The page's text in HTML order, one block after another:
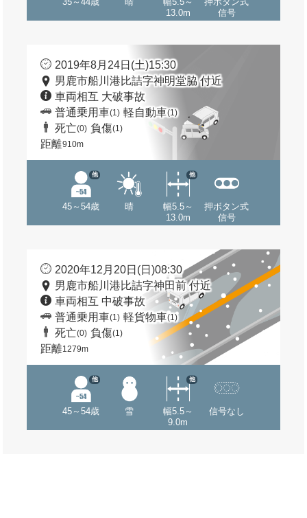
13.0m
信号
2019年8月24日(土)15:30
男鹿市船川港比詰字神明堂脇 付近
車両相互 大破事故
普通乗用車(1) 軽自動車(1)
死亡(0) 負傷(1)
距離910m
45～54歳
他
晴
幅5.5～
13.0m
他
押ボタン式
信号
2020年12月20日(日)08:30
男鹿市船川港比詰字神田前 付近
車両相互 中破事故
普通乗用車(1) 軽貨物車(1)
死亡(0) 負傷(1)
距離1279m
45～54歳
他
雪
幅5.5～
9.0m
他
信号なし